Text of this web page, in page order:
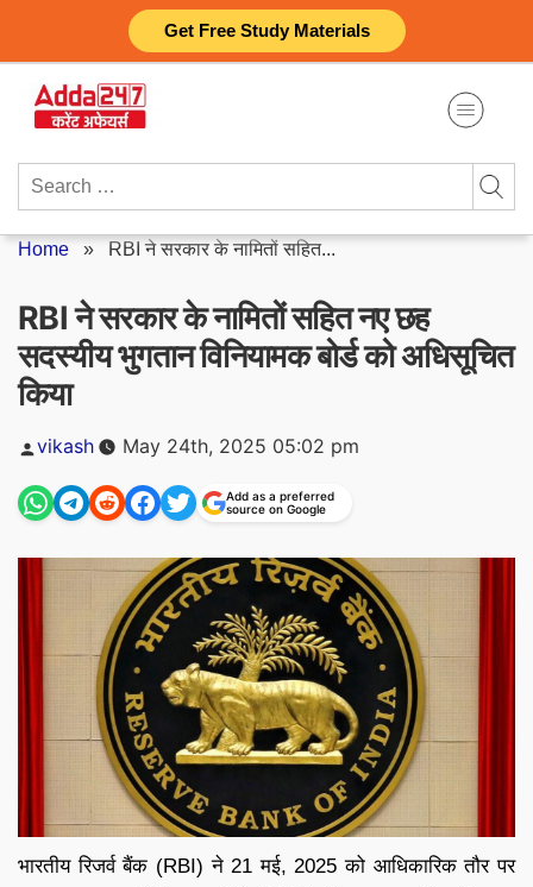
Get Free Study Materials
content
Search
Home » RBI ने सरकार के नामितों सहित...
RBI ने सरकार के नामितों सहित नए छह
सदस्यीय भुगतान विनियामक बोर्ड को अधिसूचित
किया
Posted
vikash May 24th, 2025 05:02 pm
Add as a preferred
source on Google
भारतीय रिजर्व बैंक (RBI) ने 21 मई, 2025 को आधिकारिक तौर पर